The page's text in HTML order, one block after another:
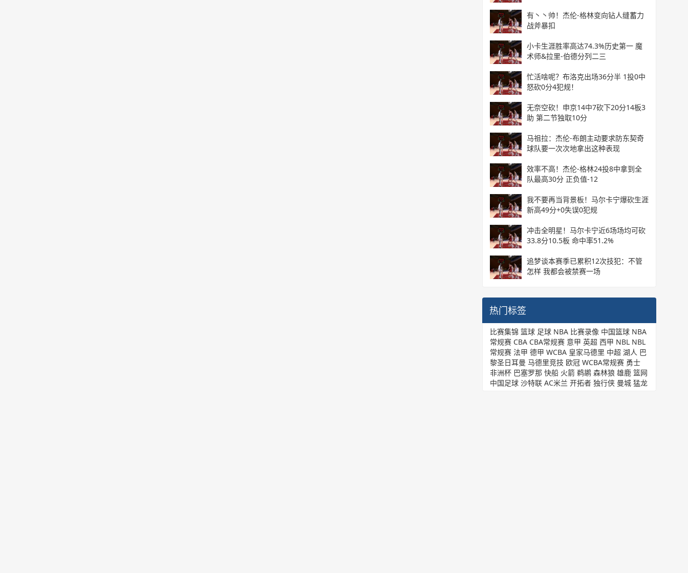
有丶丶帅！杰伦-格林变向钻人缝蓄力
战斧暴扣
小卡生涯胜率高达74.3%历史第一 魔
术师&拉里-伯德分列二三
忙活啥呢？布洛克出场36分半 1投0中
怒砍0分4犯规！
无奈空砍！申京14中7砍下20分14板3
助 第二节独取10分
马祖拉：杰伦-布朗主动要求防东契奇
球队要一次次地拿出这种表现
效率不高！杰伦-格林24投8中拿到全
队最高30分 正负值-12
我不要再当背景板！马尔卡宁爆砍生涯
新高49分+0失误0犯规
冲击全明星！马尔卡宁近6场场均可砍
33.8分10.5板 命中率51.2%
追梦谈本赛季已累积12次技犯：不管
怎样 我都会被禁赛一场
热门标签
比赛集锦 篮球 足球 NBA 比赛录像 中国篮球 NBA
常规赛 CBA CBA常规赛 意甲 英超 西甲 NBL NBL
常规赛 法甲 德甲 WCBA 皇家马德里 中超 湖人 巴
黎圣日耳曼 马德里竞技 欧冠 WCBA常规赛 勇士
非洲杯 巴塞罗那 快船 火箭 鹈鹕 森林狼 雄鹿 篮网
中国足球 沙特联 AC米兰 开拓者 独行侠 曼城 猛龙